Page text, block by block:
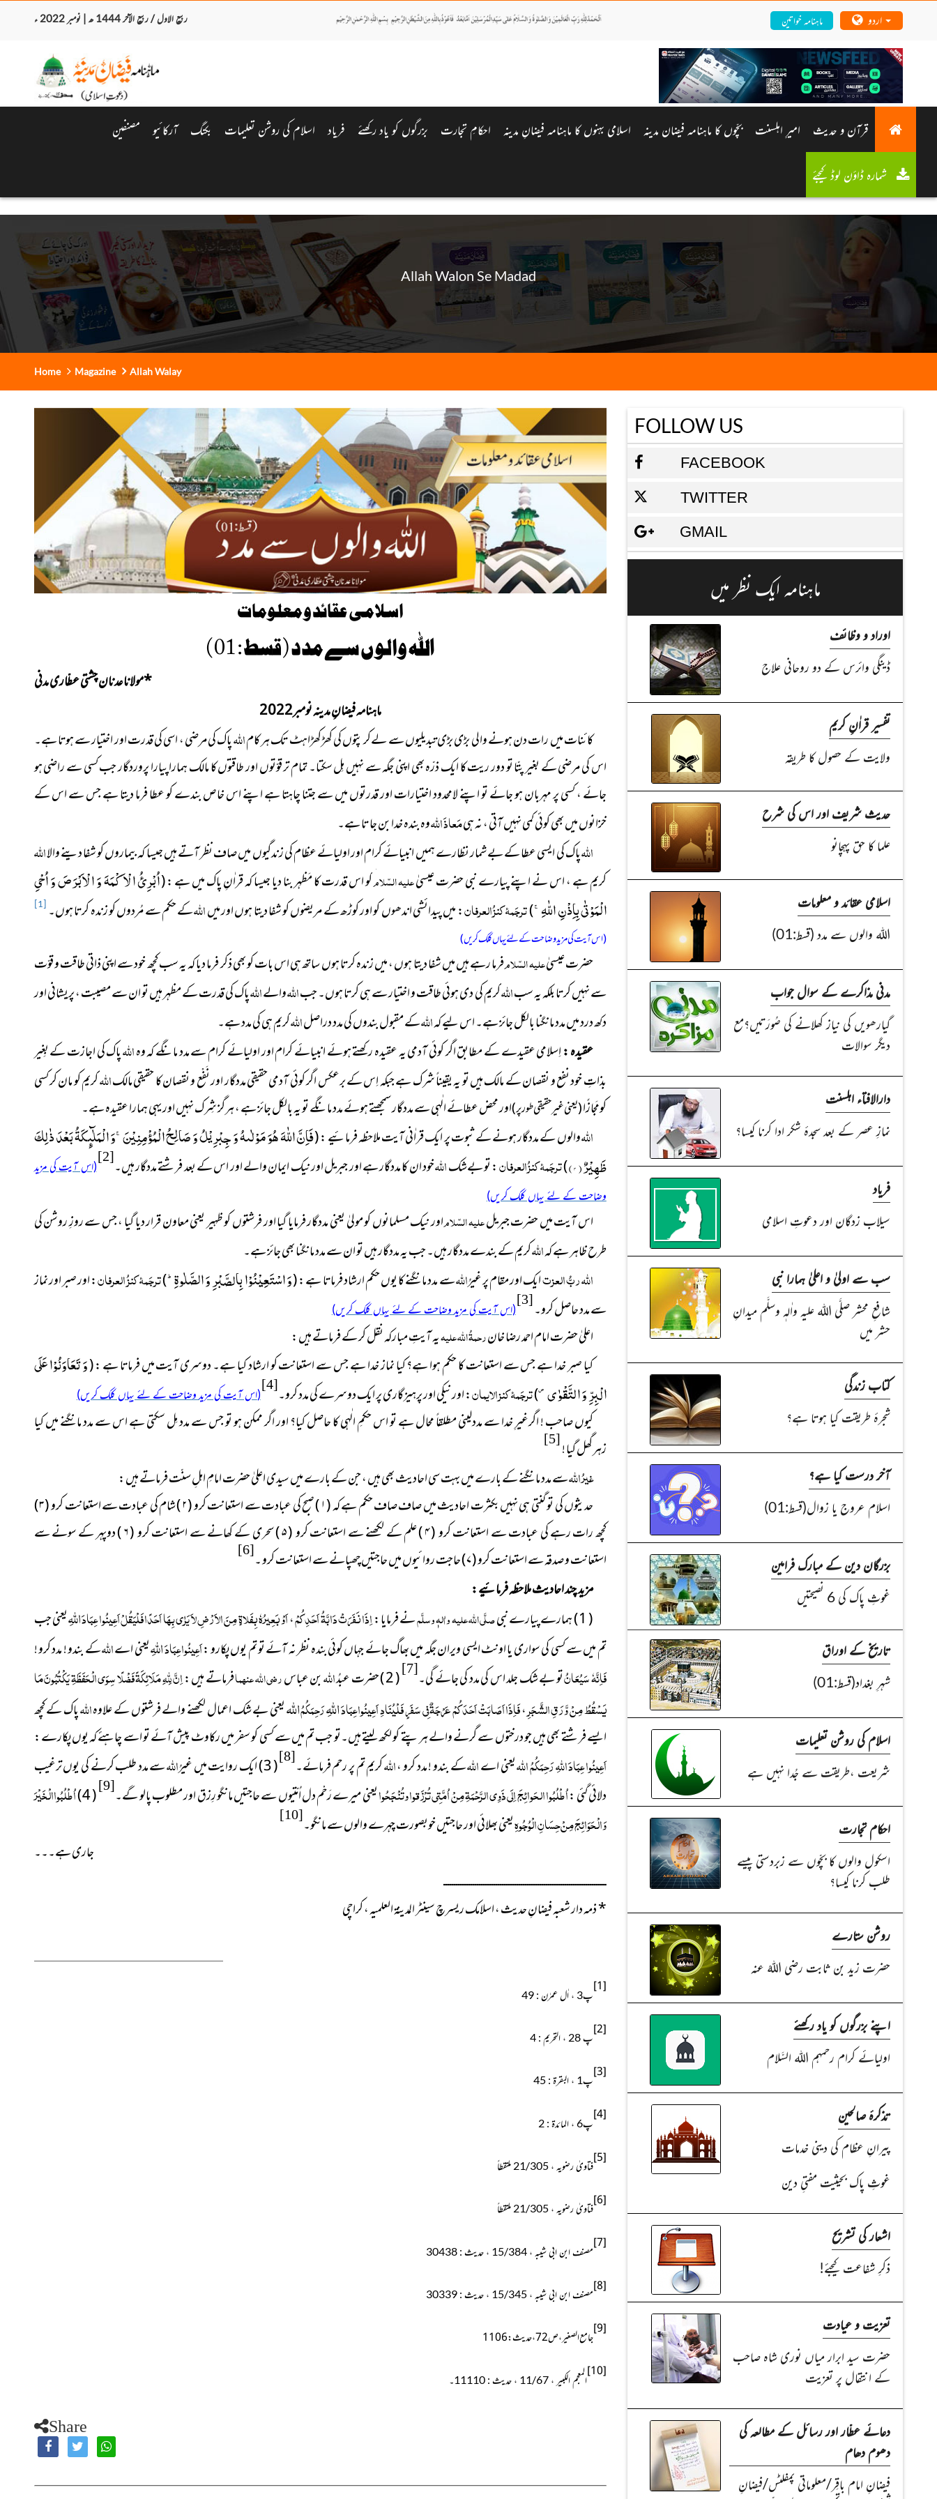
ربیع الاول / ربیع الآخر 1444 ھ | نومبر 2022 ء ماہنامہ خواتین
قرآن و حدیث امیرِ اہلسنت بچّوں کا ماہنامہ فیضان مدینہ اسلامی بہنوں کا ماہنامہ فیضانِ مدینہ احکامِ تجارت بزرگوں کو یاد رکھئے فریاد اسلام کی روشن تعلیمات بکنگ آرکائیو مصنفین
شمارہ ڈاؤن لوڈ کیجئے
Allah Walon Se Madad
Home Magazine Allah Walay
اسلامی عقائد و معلومات
اللہ والوں سے مدد ( قسط : 01 )
*مولانا عدنان چشتی عطّاری مدنی
ماہنامہ فیضانِ مدینہ نومبر2022
کائنات میں رات دن ہونے والی بڑی بڑی تبدیلیوں سے لےکر پتوں کی کھڑکھڑاہٹ تک ہر کاماللہپاک کی مرضی ، اسی کی قدرت اور اختیار سے ہوتا ہے۔
اس کی مرضی کے بغیر پتّا تو دور ریت کا ایک ذرّہ بھی اپنی جگہ سے نہیں ہِل سکتا۔ تمام تر قوّتوں اور طاقتوں کا مالک ہمارا پیارا پروردگار جب کسی سے راضی ہو
جائے ، کسی پر مہربان ہو جائے تو اپنے لامحدود اختیارات اور قدرتوں میں سے جتنا چاہتا ہے اپنے اس خاص بندے کو عطا فرما دیتا ہے جس سے اس کے
خزانوں میں بھی کوئی کمی نہیں آتی ، نہ ہیمَعاذَ اللہوہ بندہ خدا بن جا تا ہے۔
اللہپاک کی ایسی عطا کے بے شمار نظارے ہمیں انبیائے کرام اور اولیائے عظام کی زندگیوں میں صاف نظر آتے ہیں جیسا کہ بیماروں کو شفا دینے والااللہ
کریم ہے ، اس نے اپنے پیارے نبی حضرت عیسیٰعلیہ السّلامکو اس قدرت کا مَظہر بنا دیا جیسا کہ قراٰنِ پاک میں ہے :(اُبْرِئُ الْاَكْمَهَ وَ الْاَبْرَصَ وَ اُحْیِ
الْمَوْتٰى بِاِذْنِ اللّٰهِۚ-)ترجَمۂ کنزُ العرفان: میں پیدائشی اندھوں کو اور کوڑھ کے مریضوں کو شفا دیتا ہوں اور میںاللہکے حکم سے مُردوں کو زندہ کرتا ہوں۔ [1]
(اس آیت کی مزید وضاحت کے لئے یہاں کلک کریں)
حضرت عیسیٰعلیہ السّلامفرما رہے ہیں میں شفا دیتا ہوں ، میں زندہ کرتا ہوں ساتھ ہی اس بات کو بھی ذکر فرما دیا کہ یہ سب کچھ خود سے اپنی ذاتی طاقت و قوّت
سے نہیں کرتا بلکہ یہ سباللہکریم کی دی ہوئی طاقت و اختیار سے ہی کرتا ہوں۔ جباللہوالےاللہپاک کی قدرت کے مظہر ہیں تو ان سے مصیبت ، پریشانی اور
دکھ درد میں مدد مانگنا بالکل جائز ہے۔ اس لیے کہاللہکے مقبول بندوں کی مدد دراصلاللہکریم ہی کی مدد ہے۔
عقیدہ :اِسلامی عقیدے کے مطابق اگر کوئی آدمی یہ عقیدہ رکھتے ہوئے انبیائے کرام اور اولیائے کرام سے مدد مانگے کہ وہاللہپاک کی اجازت کے بِغیر
بذاتِ خود نفع و نقصان کے مالک ہیں تو یہ یقیناً شرک ہے جبکہ اِس کے برعکس اگر کوئی آدمی حقیقی مددگار اور نَفْع و نقصان کا حقیقی مالکاللہکریم کو مان کر کسی
کومَجازًا( یعنی غیر حقیقی طور پر)اور محض عطائے الٰہی سے مددگار سمجھتے ہوئے مدد مانگے تو یہ بالکل جائز ہے ، ہرگز شِرک نہیں اور یہی ہمارا عقیدہ ہے۔
اللہوالوں کے مددگار ہونے کے ثبوت پر ایک قراٰنی آیت ملاحظہ فرمائیے :(فَاِنَّ اللّٰهَ هُوَ مَوْلٰىهُ وَ جِبْرِیْلُ وَ صَالِحُ الْمُؤْمِنِیْنَۚ-وَ الْمَلٰٓىٕكَةُ بَعْدَ ذٰلِكَ
ظَهِیْرٌ(۴)
)ترجَمۂ کنزُ العرفان:تو بےشکاللہخود ان کا مددگار ہے اور جبریل اور نیک ایمان والے اور اس کے بعد فرشتے مددگار ہیں۔[2]
(اس آیت کی مزید
وضاحت کے لئے یہاں کلک کریں)
اس آیت میں حضرت جبریلعلیہ السّلاماور نیک مسلمانوں کو مولیٰ یعنی مددگار فرمایا گیا اور فرشتوں کو ظہیر یعنی معاون قرار دیا گیا ، جس سے روزِ روشن کی
طرح ظاہر ہے کہاللہکریم کے بندے مددگار ہیں۔ جب یہ مددگار ہیں تو ان سے مدد مانگنا بھی جائز ہے۔
اللہربُّ العزتایک اور مقام پر غیرُاللہسے مدد مانگنے کا یوں حکم ارشاد فرماتا ہے :(وَ اسْتَعِیْنُوْا بِالصَّبْرِ وَ الصَّلٰوةِؕ-)ترجَمۂ کنزُ العرفان: اور صبر اور نماز
سے مدد حاصل کرو۔[3]
(اس آیت کی مزید وضاحت کے لئے یہاں کلک کریں)
اعلیٰ حضرت امام احمد رضا خانرحمۃُ اللہ علیہیہ آیتِ مبارکہ نقل کر کے فرماتے ہیں :
کیا صبر خدا ہے جس سے استعانت کا حکم ہوا ہے؟ کیا نماز خدا ہے جس سے استعانت کو ارشاد کیا ہے۔ دوسری آیت میں فرماتا ہے :(وَ تَعَاوَنُوْا عَلَى
الْبِرِّ وَ التَّقْوٰى ۪-)ترجَمۂ کنز الایمان: اور نیکی اور پرہیزگاری پر ایک دوسرے کی مدد کرو۔[4]
(اس آیت کی مزید وضاحت کے لئے یہاں کلک کریں)
کیوں صاحب ! اگرغیرِ خدا سے مددلینی مطلقاً محال ہے تو اس حکمِ الٰہی کا حاصل کیا؟ اور اگر ممکن ہو تو جس سے مدد مِل سکتی ہے اس سے مدد مانگنے میں کیا
زہرگھل گیا ![5]
غیرُ اللہسے مدد مانگنے کے بارے میں بہت سی احادیث بھی ہیں ، جن کے بارے میں سیدی اعلیٰ حضرت امامِ اہلِ سنّت فرماتے ہیں :
حدیثوں کی تو گنتی ہی نہیں بکثرت احادیث میں صاف صاف حکم ہے کہ (۱ ) صبح کی عبادت سے استعانت کرو (۲ ) شام کی عبادت سے استعانت کرو (۳ )
کچھ رات رہے کی عبادت سے استعانت کرو (۴ ) علم کے لکھنے سے استعانت کرو (۵ ) سحری کے کھانے سے استعانت کرو (۶ ) دوپہر کے سونے سے
استعانت و صدقہ سے استعانت کرو (۷ ) حاجت روائیوں میں حاجتیں چھپانے سے استعانت کرو ۔[6]
مزید چند احادیث ملاحظہ فرمائیے :
( 1 ) ہمارے پیارے نبی
صلَّی اللہ علیہ واٰلہٖ وسلَّمنے فرمایا :اِذَا نَفَرَتْ دَابَّةُ اَحَدِكُمْ،اَوْ بَعِيرُهٗ بِفَلاةٍ مِنَ الاَرْضِ لاَ يَرٰى بِهَا اَحَدًا فَلْيَقُلْ اَعِينُوا عِبَادَاللهِیعنی جب
تم میں سے کسی کی سواری یا اونٹ ایسی ویران جگہ میں بھاگ جائے جہاں کوئی بندہ نظر نہ آئے تو تم یوں پکارو :اَعِينُوا عِبَادَاللهِیعنی اےاللہکے بندو ! مدد کرو !
فَاِنَّهٗ سَيُعَانُتو بے شک جلد اس کی مدد کی جائے گی۔[7]( 2 ) حضرت عبدُ اللہبن عباسرضی اللہ عنہمافرماتے ہیں :اِنَّ لِلَّهِ مَلَائِكَةً فَضْلًا سِوَى الْحَفَظَةِ يَكْتُبُونَ مَا
یَسْقُطُ مِنْ وَّرَقِ الشَّجَرِ،فَاِذَا اَصَابَتْ اَحَدَكُمْ عَرْجَةٌ فِي سَفَرٍ فَلْيُنَادِ اَعِينُوا عِبَادَاللَّهِرَحِمَكُمُاللَّهیعنی بے شک اعمال لکھنے والے فرشتوں کے علاوہاللہپاک کے کچھ
ایسے فرشتے بھی ہیں جو درختوں سے گرنے والے ہر پتے کو لکھ لیتے ہیں۔تو جب تم میں سے کسی کو سفر میں رکاوٹ پیش آئے تو اسے چاہئے کہ یوں پکارے :
اَعِينُوا عِبَادَ اللَّهِ رَحِمَكُمُ اللَّهیعنی اےاللہکے بندو ! مدد کرو ،اللہکریم تم پر رحم فرمائے۔[8]( 3 ) ایک روایت میں غیرُ اللہسے مدد طلب کرنے کی یوں ترغیب
دلائی گئی :اُطْلُبُوا الحَوائِجَ اِلَى ذَوِي الرَّحْمَةِ مِنْ اُمَّتِي تُرْزَقوا وتُنْجَحُوایعنی میرے رَحْم دل اُمّتیوں سے حاجتیں مانگو رِزق اور مطلوب پالو گے۔[9]
( 4 )
اُطْلُبُواالْخَيْرَ
وَالْحَوَائِجَ مِنْ حِسَانِ الْوُجُوهِیعنی بھلائی اور حاجتیں خوبصورت چہرے والوں سے مانگو۔[10]
جاری ہے۔۔۔
ــــــــــــــــــــــــــــــــــــــــــــــــــــــــــــــــــــــــــــــ
*ذمہ دار شعبہ فیضانِ حدیث ، اسلامک ریسرچ سینٹر المدینۃ العلمیہ ، کراچی
[1] پ3 ، اٰل عمرٰن : 49
[2] پ 28 ، التحریم : 4
[3] پ1 ، البقرة : 45
[4] پ6 ، المائدۃ : 2
[5] فتاویٰ رضویہ ، 21/305 ملتقطاً
[6] فتاویٰ رضویہ ، 21/305 ملتقطاً
[7] مصنف ابن ابی شیبہ ، 15/384 ، حدیث : 30438
[8] مصنف ابن ابی شیبہ ، 15/345 ، حدیث : 30339
[9] جامع الصغیر ، ص72 ، حدیث : 1106
[10]
المعجم الکبیر ، 11/67 ، حدیث : 11110۔
Share
FOLLOW US
FACEBOOK
TWITTER
GMAIL
ماہنامہ ایک نظر میں
اوراد و وظائف
ڈینگی وائرس کے دو روحانی علاج
تفسیر قراٰنِ کریم
ولایت کے حصول کا طریقہ
حدیث شریف اور اس کی شرح
علما کا حق پہچانو
اسلامی عقائد و معلومات
اللہ والوں سے مدد (قسط:01)
مدنی مذاکرے کے سوال جواب
گیارھویں کی نیاز کھلانے کی صُورَتیں؟مع
دیگر سوالات
دارالافتاء اہلسنت
نمازِ عصر کے بعد سجدۂ شکر ادا کرنا کیسا؟
فریاد
سیلاب زدگان اور دعوتِ اسلامی
سب سے اولیٰ و اعلیٰ ہمارا نبی
شافعِ محشر صلَّی اللہ علیہ واٰلہٖ وسلَّم میدانِ
حشر میں
کتاب زندگی
شجرۂ طریقت کیا ہوتا ہے؟
آخر درست کیا ہے؟
اسلام عروج یا زوال(قسط:01)
بزرگان دین کے مبارک فرامین
غوثِ پاک کی 6 نصیحتیں
تاریخ کے اوراق
شہرِ بغداد(قسط:01)
اسلام کی روشن تعلیمات
شریعت ،طریقت سے جُدا نہیں ہے
احکام تجارت
اسکول والوں کا بچّوں سے زبردستی پیسے
طلب کرنا کیسا؟
روشن ستارے
حضرت زید بن ثابت رضی اللہُ عنہ
اپنے بزرگوں کو یاد رکھئے
اولیائے کرام رحمہم اللہ السَّلام
تذکرۂ صالحین
پیرانِ عظام کی دینی خدمات
غوثِ پاک بحیثیت مفتیِ دین
اشعار کی تشریح
ذکرِ شفاعت کیجئے!
تعزیت و عیادت
حضرت سید ابرار میاں نوری شاہ صاحب
کے انتقال پر تعزیت
دعائے عطّار اور رسائل کے مطالعہ کی
دھوم دھام
فیضانِ امام باقِر/معلوماتی پمفلٹس/فیضانِ